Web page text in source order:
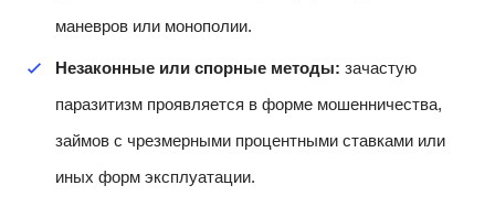
маневров или монополии.
Незаконные или спорные методы: зачастую
паразитизм проявляется в форме мошенничества,
займов с чрезмерными процентными ставками или
иных форм эксплуатации.